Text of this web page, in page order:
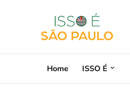
Home ISSO É